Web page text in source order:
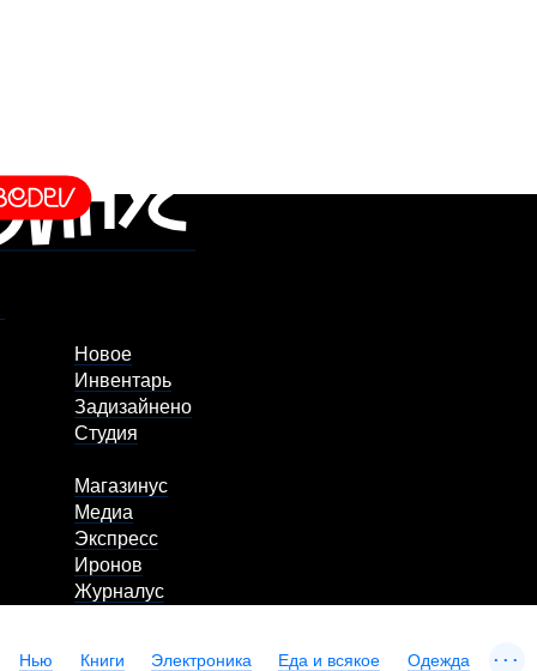
Новое
Инвентарь
Задизайнено
Студия
Магазинус
Медиа
Экспресс
Иронов
Журналус
Нью Книги Электроника Еда и всякое Одежда ...